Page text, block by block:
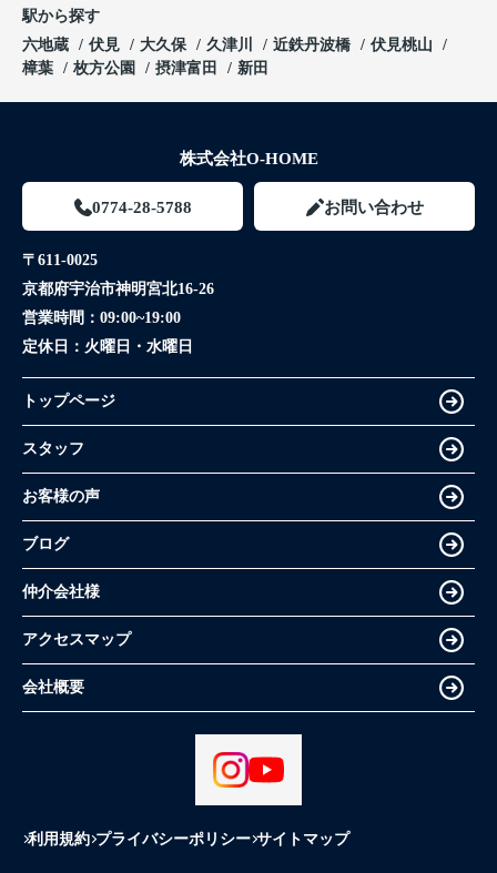
駅から探す
六地蔵
伏見 大久保 久津川 近鉄丹波橋
伏見桃山
樟葉
枚方公園 摂津富田 新田
株式会社O-HOME
0774-28-5788 お問い合わせ
〒611-0025
京都府宇治市神明宮北16-26
営業時間： 09:00~19:00
定休日： 火曜日・水曜日
トップページ
スタッフ
お客様の声
ブログ
仲介会社様
アクセスマップ
会社概要
利用規約 プライバシーポリシー サイトマップ